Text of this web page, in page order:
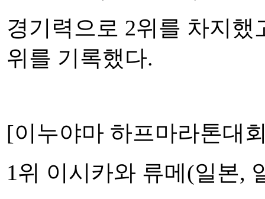
경기력으로 2위를 차지했
위를 기록했다.
[이누야마 하프마라톤대
1위 이시카와 류메(일본,